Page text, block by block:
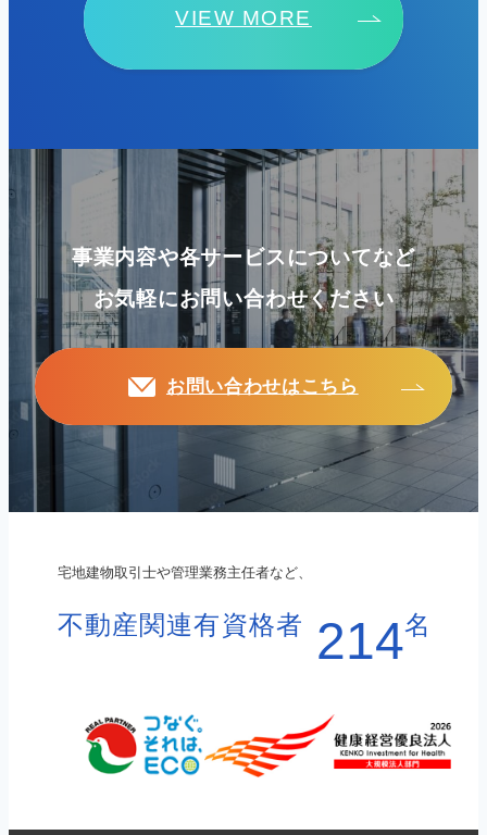
VIEW MORE
事業内容や各サービスについてなど
お気軽にお問い合わせください
お問い合わせはこちら
宅地建物取引士や管理業務主任者など、
不動産関連有資格者 214名